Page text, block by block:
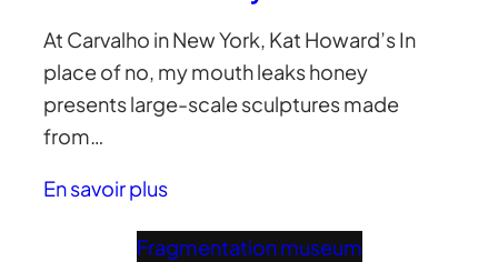
At Carvalho in New York, Kat Howard’s In
place of no, my mouth leaks honey
presents large-scale sculptures made
from…
En savoir plus
Fragmentation museum